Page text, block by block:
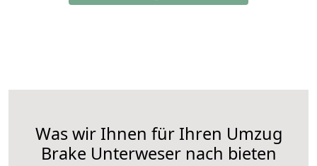
Was wir Ihnen für Ihren Umzug
Brake Unterweser nach bieten